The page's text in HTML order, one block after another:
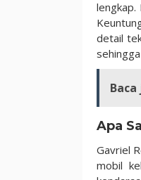
lengkap.
detail
Apa
Gavriel
mobil